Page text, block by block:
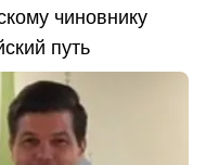
чиновнику
путь